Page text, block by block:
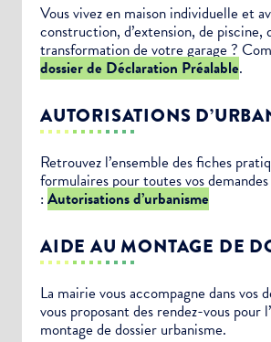
Vous vivez en maison individuelle et
construction, d’extension, de piscine,
transformation de votre garage ?
dossier de Déclaration Préalable.
AUTORISATIONS
Retrouvez l’ensemble des fiches
formulaires pour toutes vos demandes
: Autorisations d’urbanisme
AIDE AU MONTAGE DE
La mairie vous accompagne dans vos
vous proposant des rendez-vous pour
montage de dossier urbanisme.